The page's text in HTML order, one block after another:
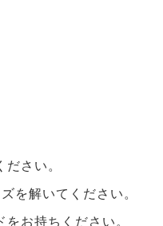
さい。
を解いてください。
お持ちください。